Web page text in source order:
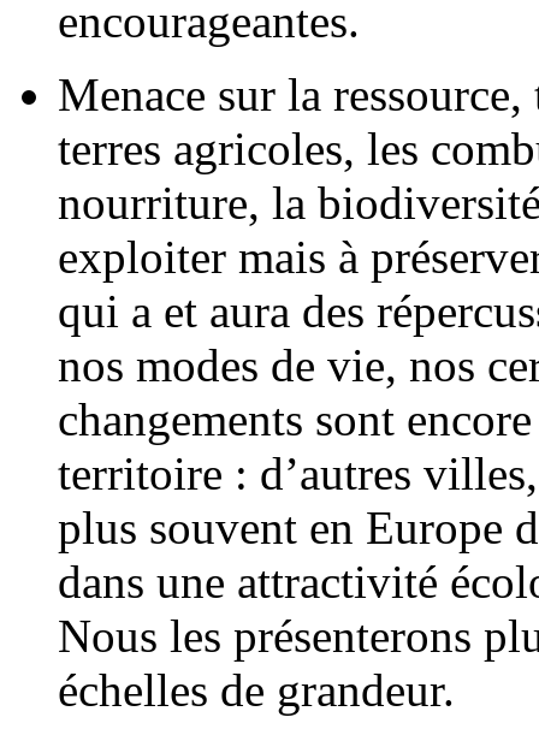
encourageantes.
Menace sur la ressource,
terres agricoles, les
nourriture, la
exploiter mais à
qui a et aura des
nos modes de vie, nos
changements sont
territoire : d’autres
plus souvent en Europe
dans une attractivité
Nous les présenterons
échelles de grandeur.